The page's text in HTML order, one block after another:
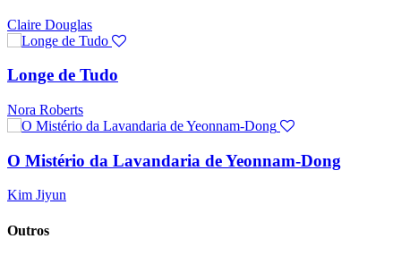
Claire Douglas
Longe de Tudo
Nora Roberts
O Mistério da Lavandaria de Yeonnam-Dong
Kim Jiyun
Outros